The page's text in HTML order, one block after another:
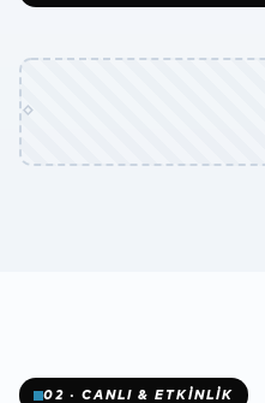
❅
✻
02 · CANLI & ETKİNLİK